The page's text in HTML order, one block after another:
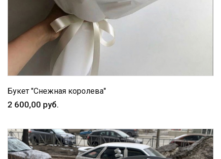
Букет "Снежная королева"
2 600,00 руб.